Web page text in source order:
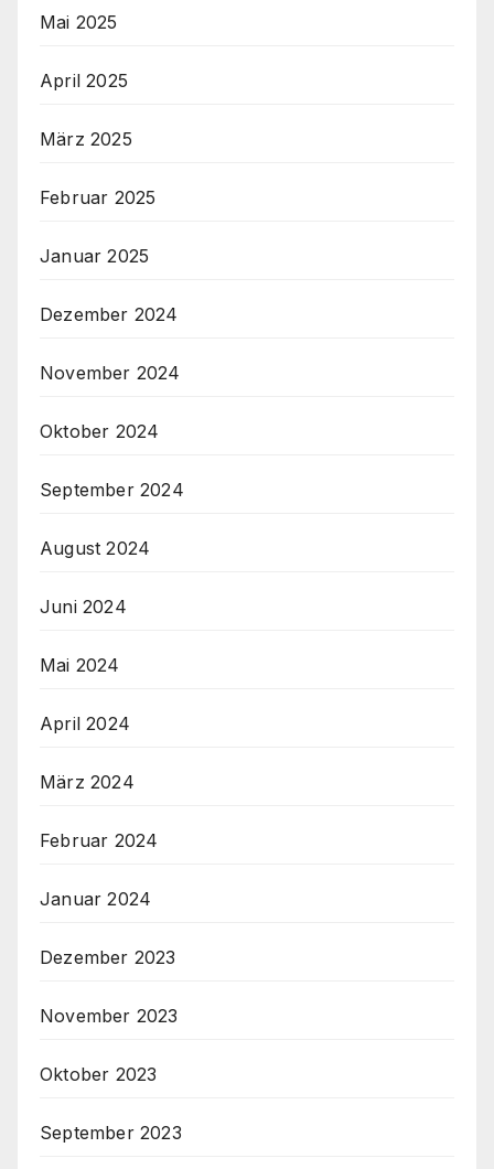
Mai 2025
April 2025
März 2025
Februar 2025
Januar 2025
Dezember 2024
November 2024
Oktober 2024
September 2024
August 2024
Juni 2024
Mai 2024
April 2024
März 2024
Februar 2024
Januar 2024
Dezember 2023
November 2023
Oktober 2023
September 2023